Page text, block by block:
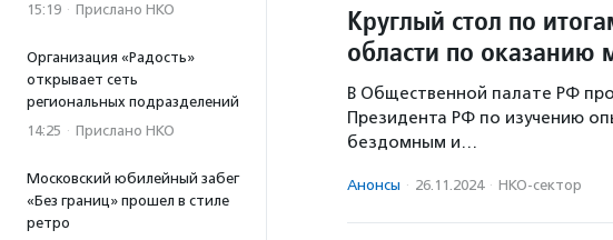
15:19 · Прислано НКО
Организация «Радость»
открывает сеть
региональных подразделений
14:25 · Прислано НКО
Московский юбилейный забег
«Без границ» прошел в стиле
ретро
Круглый стол по
области по
В Общественной палате РФ
Президента РФ по изучению
бездомным и…
Анонсы · 26.11.2024 · НКО-сектор